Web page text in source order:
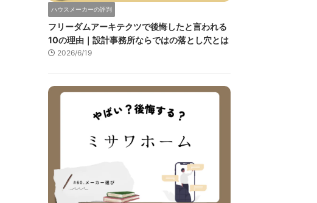
ハウスメーカーの評判
フリーダムアーキテクツで後悔したと言われる
10の理由｜設計事務所ならではの落とし穴とは
2026/6/19